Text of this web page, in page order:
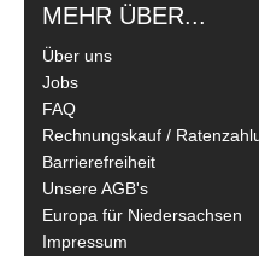
MEHR ÜBER...
Über uns
Jobs
FAQ
Rechnungskauf /
Barrierefreiheit
Unsere AGB's
Europa für Niedersachsen
Impressum